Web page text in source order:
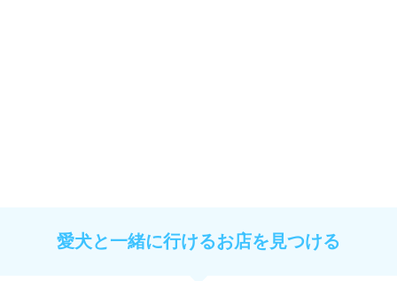
愛犬と一緒に行けるお店を見つける